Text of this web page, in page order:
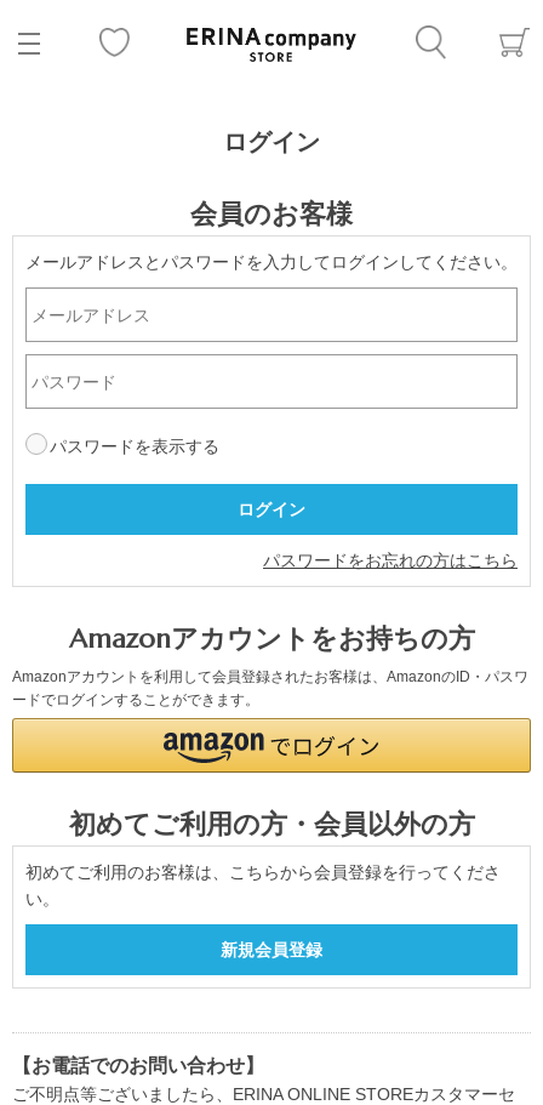
ログイン
会員のお客様
メールアドレスとパスワードを入力してログインしてください。
パスワードを表示する
パスワードをお忘れの方はこちら
Amazonアカウントをお持ちの方
Amazonアカウントを利用して会員登録されたお客様は、AmazonのID・パスワ
ードでログインすることができます。
初めてご利用の方・会員以外の方
初めてご利用のお客様は、こちらから会員登録を行ってくださ
い。
【お電話でのお問い合わせ】
ご不明点等ございましたら、ERINA ONLINE STOREカスタマーセ